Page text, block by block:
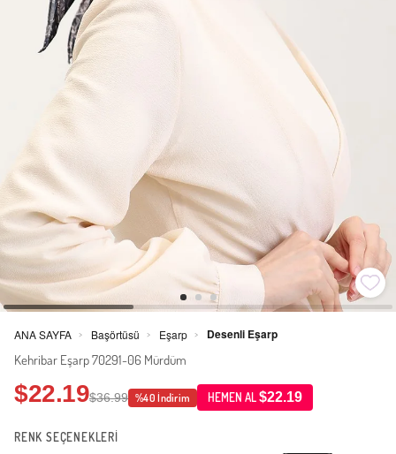
ANA SAYFA > Başörtüsü > Eşarp > Desenli Eşarp
Kehribar Eşarp 70291-06 Mürdüm
$22.19$36.99 %40 İndirim HEMEN AL$22.19
RENK SEÇENEKLERİ